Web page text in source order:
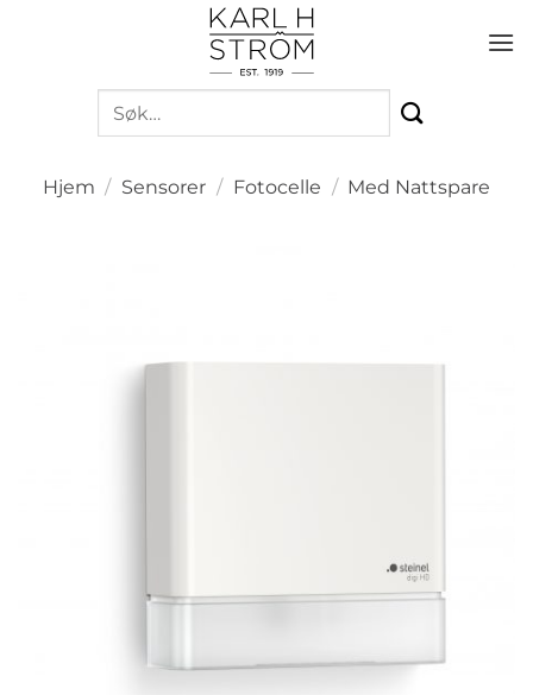
Søk
etter:
Hjem / Sensorer / Fotocelle / Med Nattspare